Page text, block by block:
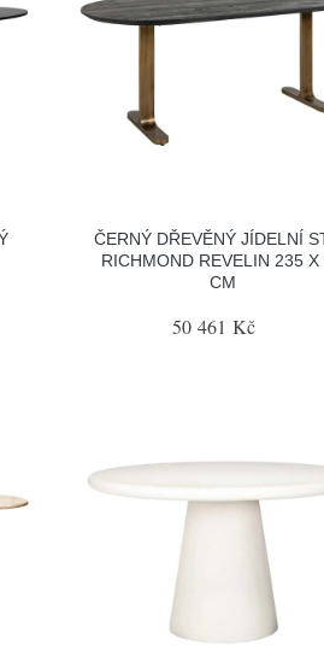
ČERNÝ DŘEVĚNÝ JÍDELNÍ
RICHMOND REVELIN 235 X
CM
50 461 Kč